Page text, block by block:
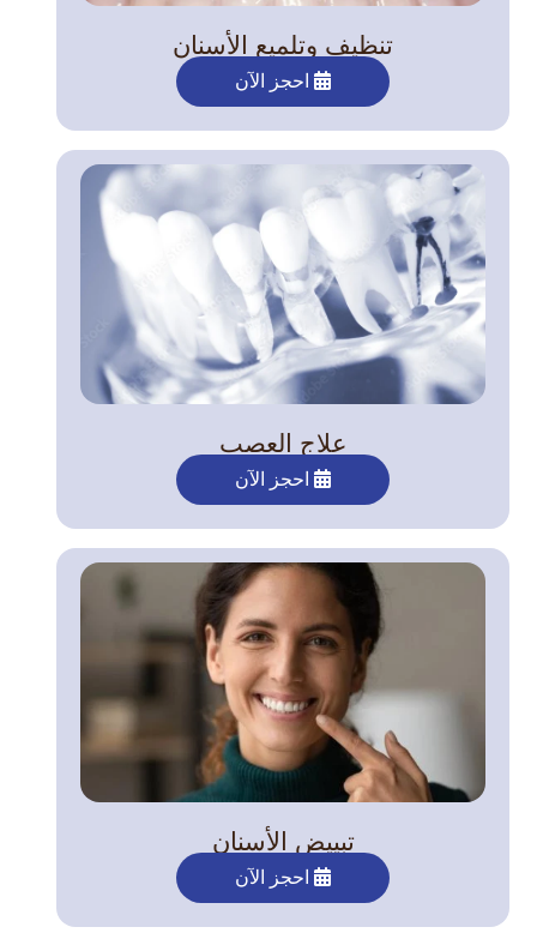
تنظيف وتلميع الأسنان
احجز الآن
علاج العصب
احجز الآن
تبييض الأسنان
احجز الآن